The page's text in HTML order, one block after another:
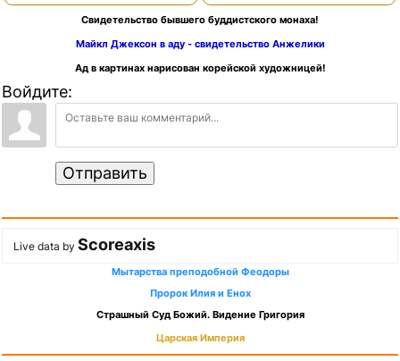
Свидетельство бывшего буддистского монаха!
Майкл Джексон в аду - свидетельство Анжелики
Ад в картинах нарисован корейской художницей!
Войдите:
Отправить
Live data by Scoreaxis
Мытарства преподобной Феодоры
Пророк Илия и Енох
Страшный Суд Божий. Видение Григория
Царская Империя